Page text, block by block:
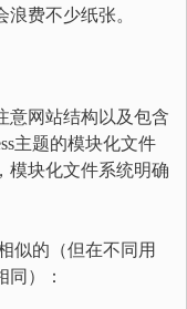
费不少纸张。
意网站结构以及包含
主题的模块化文件
模块化文件系统明确
似的（但在不同用
）：